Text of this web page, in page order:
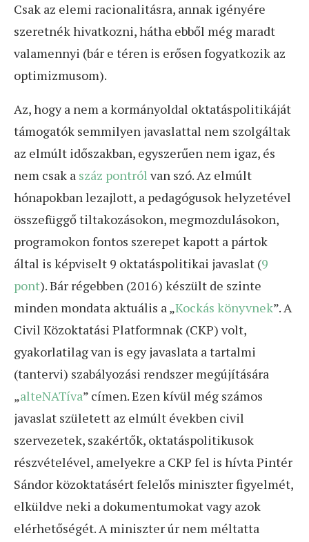
Csak az elemi racionalitásra, annak igényére
szeretnék hivatkozni, hátha ebből még maradt
valamennyi (bár e téren is erősen fogyatkozik az
optimizmusom).
Az, hogy a nem a kormányoldal oktatáspolitikáját
támogatók semmilyen javaslattal nem szolgáltak
az elmúlt időszakban, egyszerűen nem igaz, és
nem csak a száz pontról van szó. Az elmúlt
hónapokban lezajlott, a pedagógusok helyzetével
összefüggő tiltakozásokon, megmozdulásokon,
programokon fontos szerepet kapott a pártok
által is képviselt 9 oktatáspolitikai javaslat (9
pont). Bár régebben (2016) készült de szinte
minden mondata aktuális a „Kockás könyvnek”. A
Civil Közoktatási Platformnak (CKP) volt,
gyakorlatilag van is egy javaslata a tartalmi
(tantervi) szabályozási rendszer megújítására
„alteNATíva” címen. Ezen kívül még számos
javaslat született az elmúlt években civil
szervezetek, szakértők, oktatáspolitikusok
részvételével, amelyekre a CKP fel is hívta Pintér
Sándor közoktatásért felelős miniszter figyelmét,
elküldve neki a dokumentumokat vagy azok
elérhetőségét. A miniszter úr nem méltatta